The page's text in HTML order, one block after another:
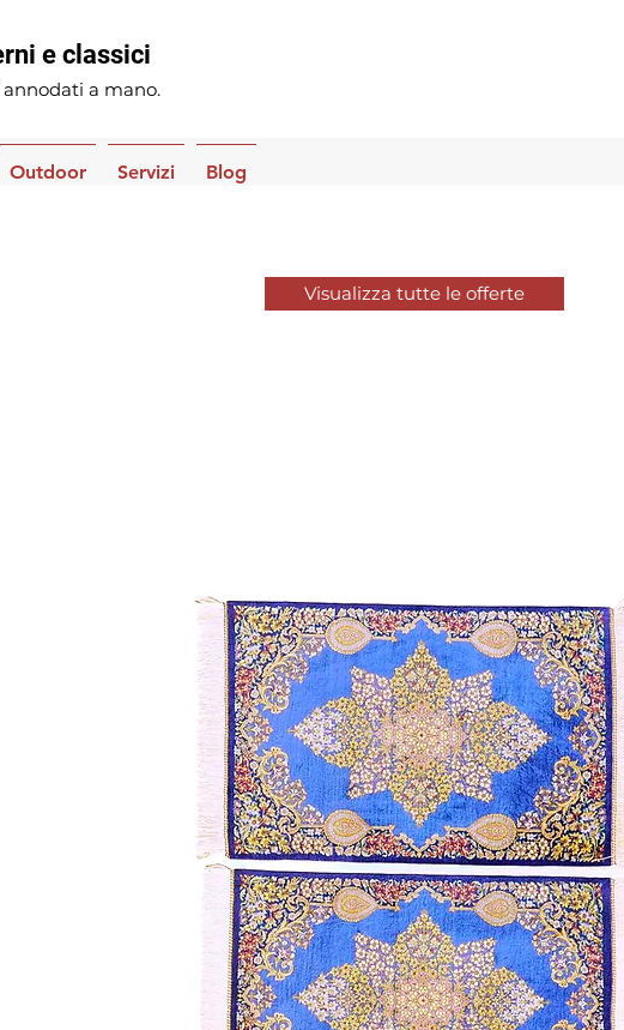
e classici
a mano.
Outdoor Servizi Blog
Visualizza tutte le offerte